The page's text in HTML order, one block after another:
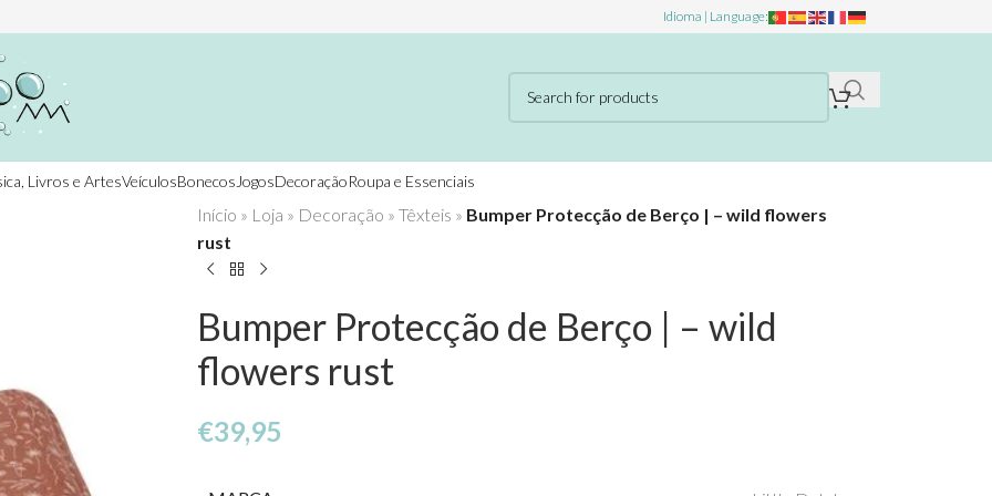
Idioma | Language:
Livros e ArtesVeículosBonecos JogosDecoraçãoRoupa e Essenciais
Início » Loja » Decoração » Têxteis » Bumper Protecção de Berço | – wild flowers
rust
Bumper Protecção de Berço | – wild
flowers rust
€39,95